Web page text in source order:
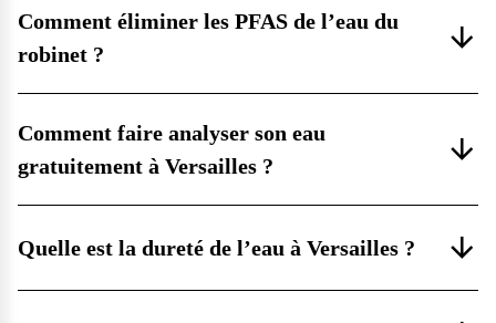
Comment éliminer les PFAS de l’eau du
robinet ?
Comment faire analyser son eau
gratuitement à Versailles ?
Quelle est la dureté de l’eau à Versailles ?